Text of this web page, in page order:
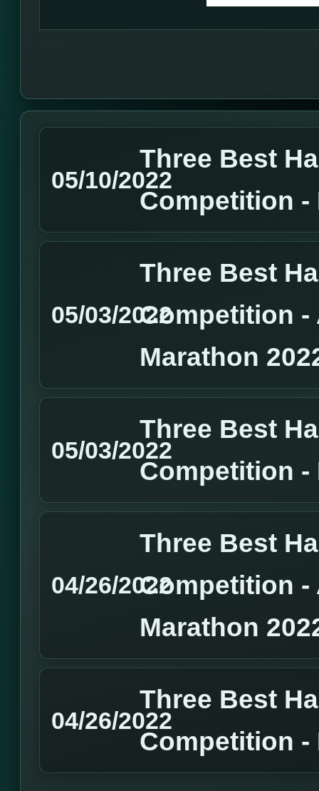
05/10/2022
Three Best
Competition -
05/03/2022
Three Best
Competition -
Marathon
05/03/2022
Three Best
Competition -
04/26/2022
Three Best
Competition -
Marathon
04/26/2022
Three Best
Competition -